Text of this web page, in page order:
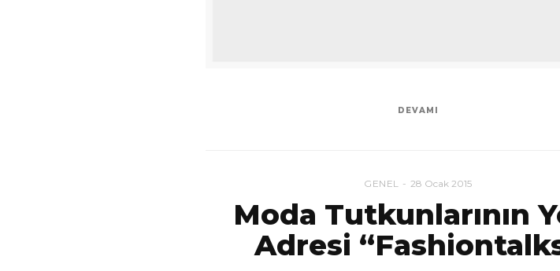
DEVAMI
GENEL 28 Ocak 2015
Moda Tutkunlarının
Adresi